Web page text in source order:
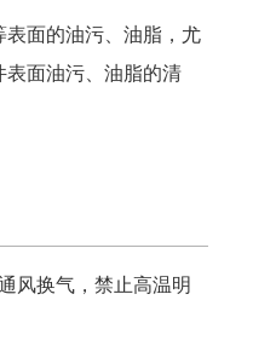
面的油污、油脂，尤
表面油污、油脂的清
风换气，禁止高温明